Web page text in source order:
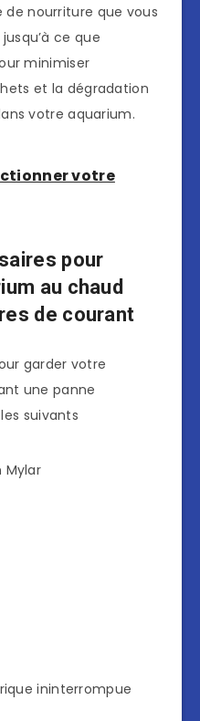
de nourriture que vous
ce que
minimiser
et la dégradation
votre aquarium.
votre
pour
au chaud
de courant
garder votre
une panne
suivants
Mylar
ininterrompue